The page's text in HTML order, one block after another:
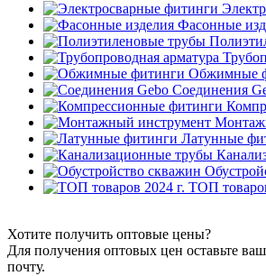
Фасонные
Обжимные
Соединения
Латунные
ТОП
Хотите получить оптовые цены?
Для получения оптовых цен оставьте
почту.